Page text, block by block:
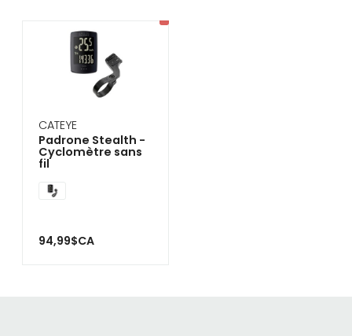
CATEYE
Padrone Stealth -
Cyclomètre sans
fil
94,99$CA